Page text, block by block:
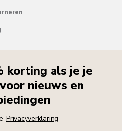
korting als je je
nieuws en
Privacyverklaring